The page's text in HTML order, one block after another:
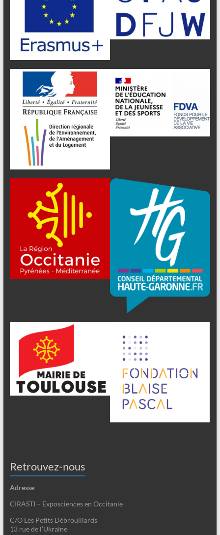
Retrouvez-nous
Adresse
CIRASTI – Exposciences en Occitanie
C/O Les Petits Débrouillards
13 rue de l’Ukraine